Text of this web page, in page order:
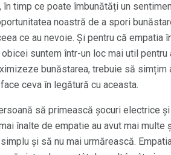
timp ce poate îmbunătăți un
noastră de a spori
ce au nevoie. Și pentru că empatia
suntem într-un loc mai util pentru
bunăstarea, trebuie să simțim
ceva în legătură cu aceasta.
să primească șocuri electrice
înalte de empatie au avut mai multe
și să nu mai urmărească.